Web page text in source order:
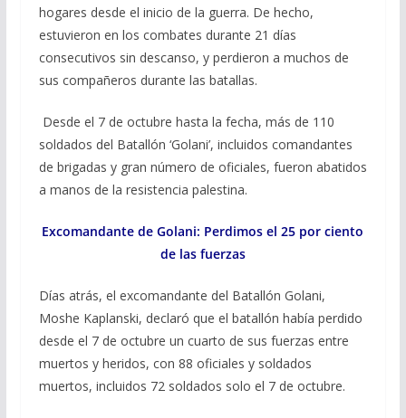
hogares desde el inicio de la guerra. De hecho,
estuvieron en los combates durante 21 días
consecutivos sin descanso, y perdieron a muchos de
sus compañeros durante las batallas.
Desde el 7 de octubre hasta la fecha, más de 110
soldados del Batallón ‘Golani’, incluidos comandantes
de brigadas y gran número de oficiales, fueron abatidos
a manos de la resistencia palestina.
Excomandante de Golani: Perdimos el 25 por ciento
de las fuerzas
Días atrás, el excomandante del Batallón Golani,
Moshe Kaplanski, declaró que el batallón había perdido
desde el 7 de octubre un cuarto de sus fuerzas entre
muertos y heridos, con 88 oficiales y soldados
muertos, incluidos 72 soldados solo el 7 de octubre.